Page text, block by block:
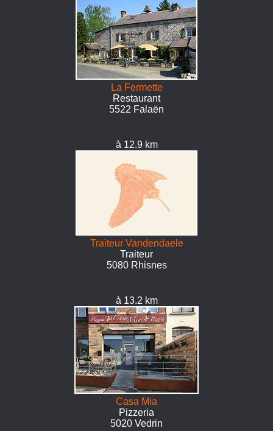
La Fermette
Restaurant
5522 Falaën
à 12.9 km
Traiteur Vandendaele
Traiteur
5080 Rhisnes
à 13.2 km
Casa Mia
Pizzeria
5020 Vedrin